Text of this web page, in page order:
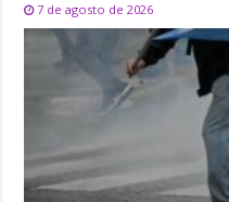
7 de agosto de 2026